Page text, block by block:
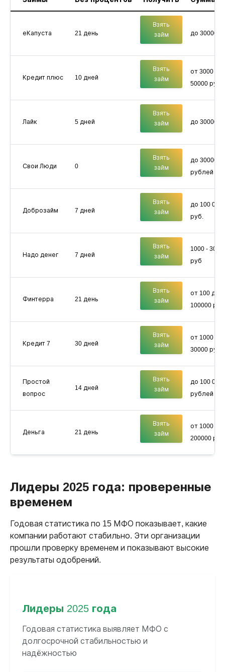
еКапуста 21 день
Взять
займ
до 30000
Кредит плюс 10 дней
Взять
займ
от 3000 до
50000 руб
Лайк 5 дней
Взять
займ
до 30000
Свои Люди 0
Взять
займ
до 30000
рублей
Доброзайм 7 дней
Взять
займ
до 100 000
руб.
Надо денег 7 дней
Взять
займ
1000 -
руб
Финтерра 21 день
Взять
займ
от 100 до
100000 руб
Кредит 7 30 дней
Взять
займ
от 1000 до
30000 руб
Простой
вопрос
14 дней
Взять
займ
до 100 000
рублей
Деньга 21 день
Взять
займ
от 1000 до
200000 руб
Лидеры 2025 года: проверенные
временем
Годовая статистика по 15 МФО показывает, какие
компании работают стабильно. Эти организации
прошли проверку временем и показывают высокие
результаты одобрений.
Лидеры 2025 года
Годовая статистика выявляет МФО с
долгосрочной стабильностью и
надёжностью